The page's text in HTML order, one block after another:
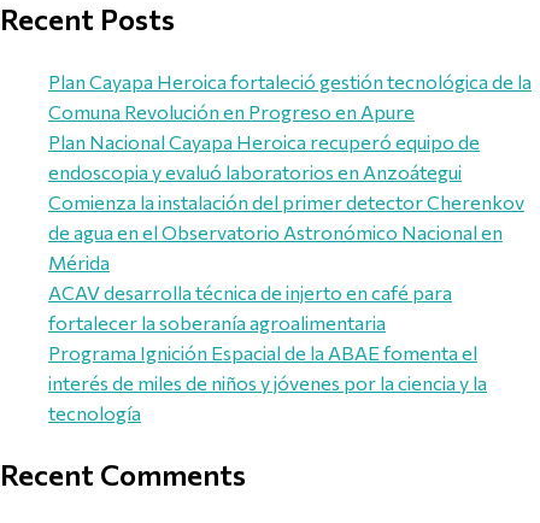
Recent Posts
Plan Cayapa Heroica fortaleció gestión tecnológica de la
Comuna Revolución en Progreso en Apure
Plan Nacional Cayapa Heroica recuperó equipo de
endoscopia y evaluó laboratorios en Anzoátegui
Comienza la instalación del primer detector Cherenkov
de agua en el Observatorio Astronómico Nacional en
Mérida
ACAV desarrolla técnica de injerto en café para
fortalecer la soberanía agroalimentaria
Programa Ignición Espacial de la ABAE fomenta el
interés de miles de niños y jóvenes por la ciencia y la
tecnología
Recent Comments